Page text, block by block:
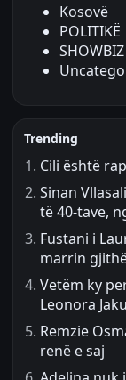
Kosovë
POLITIKË
SHOWBIZ
Trending
Cili është
Sinan
të 40-tave,
Fustani i
marrin
Vetëm ky
Leonora
Remzie
renë e saj